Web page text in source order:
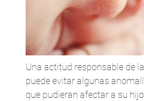
Una actitud responsable de
puede evitar algunas
que pudieran afectar a su